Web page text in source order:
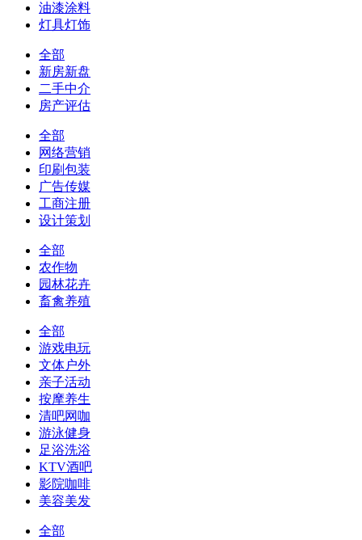
油漆涂料
灯具灯饰
全部
新房新盘
二手中介
房产评估
全部
网络营销
印刷包装
广告传媒
工商注册
设计策划
全部
农作物
园林花卉
畜禽养殖
全部
游戏电玩
文体户外
亲子活动
按摩养生
清吧网咖
游泳健身
足浴洗浴
KTV酒吧
影院咖啡
美容美发
全部